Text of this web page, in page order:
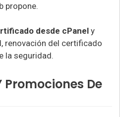
propone.
desde cPanely
renovación del certificado
la seguridad.
Promociones De